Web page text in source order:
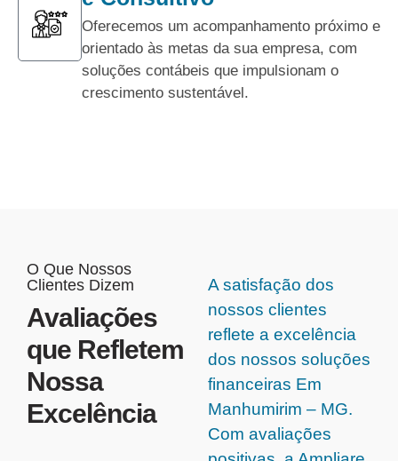
Oferecemos um acompanhamento próximo e
orientado às metas da sua empresa, com
soluções contábeis que impulsionam o
crescimento sustentável.
O Que Nossos
Clientes Dizem
Avaliações
que Refletem
Nossa
Excelência
A satisfação dos
nossos clientes
reflete a excelência
dos nossos soluções
financeiras Em
Manhumirim – MG.
Com avaliações